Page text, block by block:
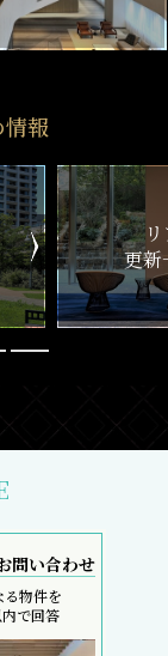
報
新
問い合わせ
る物件を
で回答